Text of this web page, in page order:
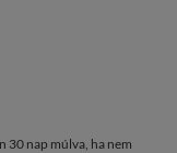
30 nap múlva, ha nem